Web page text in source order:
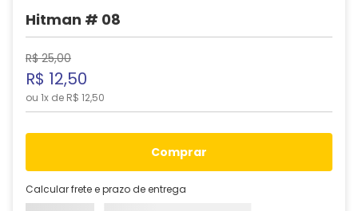
Hitman # 08
R$ 25,00
R$ 12,50
ou 1x de R$ 12,50
comprar
Calcular frete e prazo de entrega